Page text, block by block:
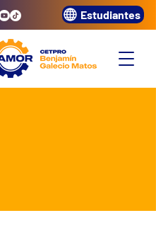
Estudiantes